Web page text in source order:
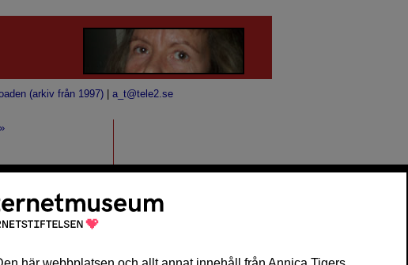
(arkiv från 1997) |a_t@tele2.se
Lars Orup och Åke
förra året. Det var
i svensk tv. Det
Sön
Mån Ons Fre
Lör